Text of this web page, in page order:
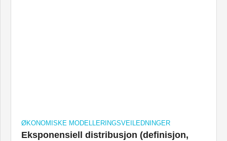
ØKONOMISKE MODELLERINGSVEILEDNINGER
Eksponensiell distribusjon (definisjon,